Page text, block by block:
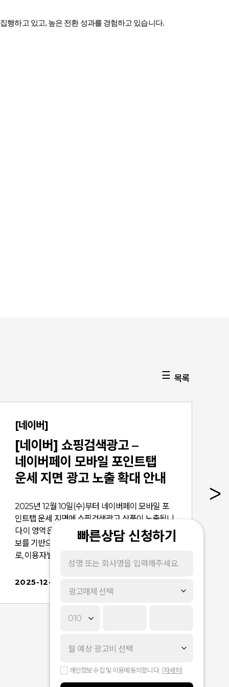
빠른상담 신청하기
광고매체 선택
개인정보 수집 및 이용에 동의합니다. [자세히]
행하고 있고, 높은 전환 성과를 경험하고 있습니다.
목록
[네이버]
[네이버] 쇼핑검색광고 –
네이버페이 모바일 포인트탭
운세 지면 광고 노출 확대 안내
2025년 12월 10일(수)부터 네이버페이 모바일 포
인트탭 운세 지면에 쇼핑검색광고 상품이 노출됩니
다.이 영역은 네이버페이 이용자의 특성과 관심 정
보를 기반으로 카테고리/키워드를 추천하는 영역으
로, 이용자별 관심 카테고리/키워드에 따라 관련된
광고 상품이 노출될 수 있습니다.​광고주 여러분께서
는 아래 내용을 확인하시고 광고 운영에 참고하시
기 바랍니다.​■ 적용 일정- 2025년 12월 10일
(수) 이후 ~* 상기 일정은 내부 사정에 따라 변동될
수 있습니다.​■ 적용 대상- 네이버페이 모바일 포인
수 있으며, 상품명과 이미지 등 상품 기본 정보를 중
심으로 노출됩니다.​■ 예시 이미지​※ 알아두세요!-
2025-12-03